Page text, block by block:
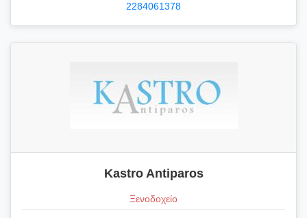
2284061378
Kastro Antiparos
Ξενοδοχείο